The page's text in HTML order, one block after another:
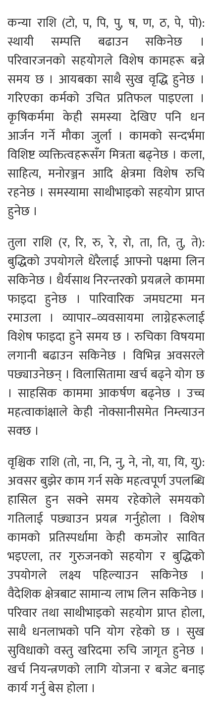
कन्या राशि (टो, प, पि, पु, ष, ण, ठ, पे, पो):
स्थायी सम्पत्ति बढाउन सकिनेछ ।
परिवारजनको सहयोगले विशेष कामहरू बन्ने
समय छ । आयबका साथै सुख वृद्धि हुनेछ ।
गरिएका कर्मको उचित प्रतिफल पाइएला ।
कृषिकर्ममा केही समस्या देखिए पनि धन
आर्जन गर्ने मौका जुर्ला । कामको सन्दर्भमा
विशिष्ट व्यक्तित्वहरूसँग मित्रता बढ्नेछ । कला,
साहित्य, मनोरञ्जन आदि क्षेत्रमा विशेष रुचि
रहनेछ । समस्यामा साथीभाइको सहयोग प्राप्त
हुनेछ ।
तुला राशि (र, रि, रु, रे, रो, ता, ति, तु, ते):
बुद्धिको उपयोगले धेरैलाई आफ्नो पक्षमा लिन
सकिनेछ । धैर्यसाथ निरन्तरको प्रयत्नले काममा
फाइदा हुनेछ । पारिवारिक जमघटमा मन
रमाउला । व्यापार–व्यवसायमा लाग्नेहरूलाई
विशेष फाइदा हुने समय छ । रुचिका विषयमा
लगानी बढाउन सकिनेछ । विभिन्न अवसरले
पछ्याउनेछन् । विलासितामा खर्च बढ्ने योग छ
। साहसिक काममा आकर्षण बढ्नेछ । उच्च
महत्वाकांक्षाले केही नोक्सानीसमेत निम्त्याउन
सक्छ ।
वृश्चिक राशि (तो, ना, नि, नु, ने, नो, या, यि, यु):
अवसर बुझेर काम गर्न सके महत्वपूर्ण उपलब्धि
हासिल हुन सक्ने समय रहेकोले समयको
गतिलाई पछ्याउन प्रयत्न गर्नुहोला । विशेष
कामको प्रतिस्पर्धामा केही कमजोर सावित
भइएला, तर गुरुजनको सहयोग र बुद्धिको
उपयोगले लक्ष्य पहिल्याउन सकिनेछ ।
वैदेशिक क्षेत्रबाट सामान्य लाभ लिन सकिनेछ ।
परिवार तथा साथीभाइको सहयोग प्राप्त होला,
साथै धनलाभको पनि योग रहेको छ । सुख
सुविधाको वस्तु खरिदमा रुचि जागृत हुनेछ ।
खर्च नियन्त्रणको लागि योजना र बजेट बनाइ
कार्य गर्नु बेस होला ।